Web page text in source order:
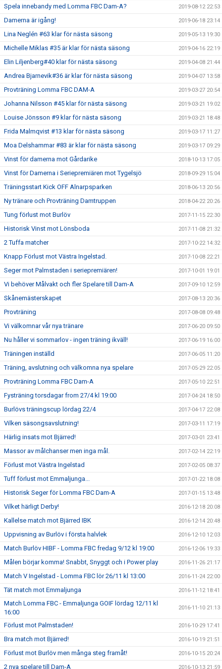
Spela innebandy med Lomma FBC Dam-A? 2019-08-12 22:53
Damerna är igång! 2019-06-18 23:14
Lina Neglén #63 klar för nästa säsong 2019-05-13 19:30
Michelle Miklas #35 är klar för nästa säsong 2019-04-16 22:19
Elin Liljenberg#40 klar för nästa säsong 2019-04-08 21:44
Andrea Bjarnevik#36 är klar för nästa säsong 2019-04-07 13:58
Provträning Lomma FBC DAM-A 2019-03-27 20:54
Johanna Nilsson #45 klar för nästa säsong 2019-03-21 19:02
Louise Jönsson #9 klar för nästa säsong 2019-03-21 18:48
Frida Malmqvist #13 klar för nästa säsong 2019-03-17 11:27
Moa Delshammar #83 är klar för nästa säsong 2019-03-17 09:29
Vinst för damerna mot Gårdarike 2018-10-13 17:05
Vinst för Damerna i Seriepremiären mot Tygelsjö 2018-09-29 15:04
Träningsstart Kick OFF Alnarpsparken 2018-06-13 20:56
Ny tränare och Provträning Damtruppen 2018-04-22 20:26
Tung förlust mot Burlöv 2017-11-15 22:30
Historisk Vinst mot Lönsboda 2017-11-08 21:32
2 Tuffa matcher 2017-10-22 14:32
Knapp Förlust mot Västra Ingelstad. 2017-10-08 22:21
Seger mot Palmstaden i seriepremiären! 2017-10-01 19:01
Vi behöver Målvakt och fler Spelare till Dam-A 2017-09-10 12:59
Skånemästerskapet 2017-08-13 20:36
Provträning 2017-08-08 09:48
Vi välkomnar vår nya tränare 2017-06-20 09:50
Nu håller vi sommarlov - ingen träning ikväll! 2017-06-19 16:00
Träningen inställd 2017-06-05 11:20
Träning, avslutning och välkomna nya spelare 2017-05-29 22:05
Provträning Lomma FBC Dam-A 2017-05-10 22:51
Fysträning torsdagar from 27/4 kl 19:00 2017-04-24 18:50
Burlövs träningscup lördag 22/4 2017-04-17 22:08
Vilken säsongsavslutning! 2017-03-11 17:19
Härlig insats mot Bjärred! 2017-03-01 23:41
Massor av målchanser men inga mål. 2017-02-14 22:19
Förlust mot Västra Ingelstad 2017-02-05 08:37
Tuff förlust mot Emmaljunga... 2017-01-22 18:08
Historisk Seger för Lomma FBC Dam-A 2017-01-15 13:48
Vilket härligt Derby! 2016-12-18 20:08
Kallelse match mot Bjärred IBK 2016-12-14 20:48
Uppvisning av Burlöv i första halvlek 2016-12-10 12:03
Match Burlöv HIBF - Lomma FBC fredag 9/12 kl 19:00 2016-12-06 19:33
Målen börjar komma! Snabbt, Snyggt och i Power play 2016-11-26 21:17
Match V Ingelstad - Lomma FBC lör 26/11 kl 13:00 2016-11-24 22:00
Tät match mot Emmaljunga 2016-11-12 18:41
Match Lomma FBC - Emmaljunga GOIF lördag 12/11 kl
16:00
2016-11-10 21:13
Förlust mot Palmstaden! 2016-10-29 17:41
Bra match mot Bjärred! 2016-10-19 21:51
Förlust mot Burlöv men många steg framåt! 2016-10-15 20:24
2 nya spelare till Dam-A 2016-10-13 21:59